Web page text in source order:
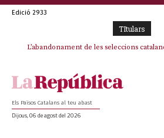
Edició 2933
TItulars
L’abandonament de les seleccions
TV3 perd el lideratge després de 23
Els Països Catalans al teu abast
Dijous, 06 de agost del 2026